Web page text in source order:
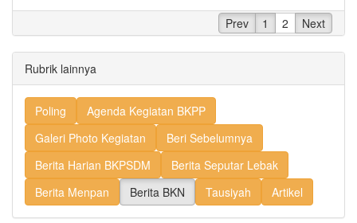
Prev 1 2 Next
Rubrik lainnya
Poling
Agenda Kegiatan BKPP
Galeri Photo Kegiatan
Beri Sebelumnya
Berita Harian BKPSDM
Berita Seputar Lebak
Berita Menpan
Berita BKN Tausiyah Artikel